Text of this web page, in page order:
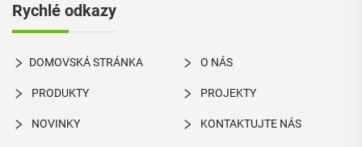
Rychlé odkazy
DOMOVSKÁ STRÁNKA O NÁS
PRODUKTY PROJEKTY
NOVINKY KONTAKTUJTE NÁS